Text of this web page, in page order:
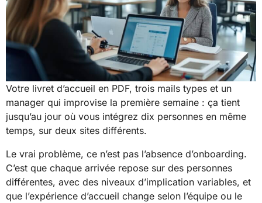
Votre livret d’accueil en PDF, trois mails types et un
manager qui improvise la première semaine : ça tient
jusqu’au jour où vous intégrez dix personnes en même
temps, sur deux sites différents.
Le vrai problème, ce n’est pas l’absence d’onboarding.
C’est que chaque arrivée repose sur des personnes
différentes, avec des niveaux d’implication variables, et
que l’expérience d’accueil change selon l’équipe ou le